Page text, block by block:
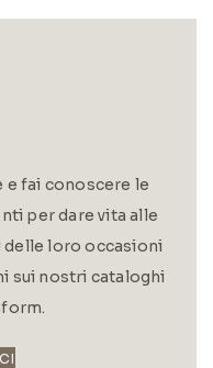
e fai conoscere le
per dare vita alle
loro occasioni
sui nostri cataloghi